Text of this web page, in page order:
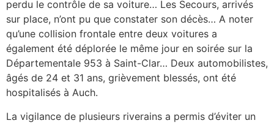
perdu le contrôle de sa voiture… Les Secours, arrivés
sur place, n’ont pu que constater son décès… A noter
qu’une collision frontale entre deux voitures a
également été déplorée le même jour en soirée sur la
Départementale 953 à Saint-Clar… Deux automobilistes,
âgés de 24 et 31 ans, grièvement blessés, ont été
hospitalisés à Auch.
La vigilance de plusieurs riverains a permis d’éviter un